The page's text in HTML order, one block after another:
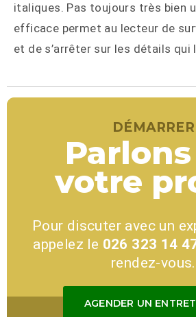
italiques. Pas toujours très bien
efficace permet au lecteur de
et de s’arrêter sur les détails qui
DÉMARRER
votre
Pour discuter avec un
appelez le 026 323 14
rendez-vous.
AGENDER UN